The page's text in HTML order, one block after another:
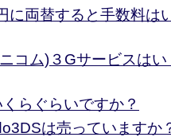
に両替すると手数料は
コム)３Gサービスは
らぐらいですか？
は売っていますか